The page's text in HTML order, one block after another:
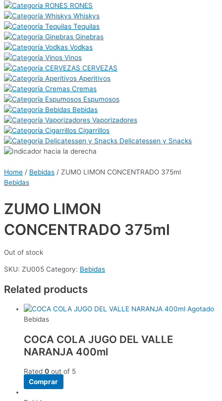
RONES
Whiskys
Tequilas
Ginebras
Vodkas
Vinos
CERVEZAS
Aperitivos
Cremas
Espumosos
Bebidas
Vaporizadores
Cigarrillos
Delicatessen y Snacks
Home / Bebidas / ZUMO LIMON CONCENTRADO 375ml
Bebidas
ZUMO LIMON
CONCENTRADO 375ml
Out of stock
SKU: ZU005 Category: Bebidas
Related products
Agotado
Bebidas
COCA COLA JUGO DEL VALLE
NARANJA 400ml
Rated 0 out of 5
Comprar